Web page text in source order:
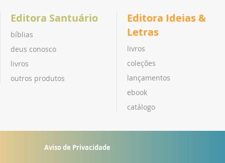
Editora Santuário
bíblias
deus conosco
livros
outros produtos
Editora Ideias &
Letras
livros
coleções
lançamentos
ebook
catálogo
Aviso de Privacidade